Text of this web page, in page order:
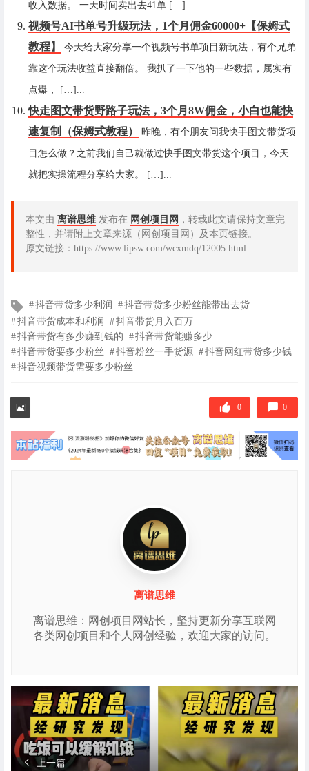
收入数据。 一天时间卖出去41单 […]...
视频号AI书单号升级玩法，1个月佣金60000+【保姆式
教程】
今天给大家分享一个视频号书单项目新玩法，有个兄弟
靠这个玩法收益直接翻倍。 我扒了一下他的一些数据，属实有
点爆， […]...
快走图文带货野路子玩法，3个月8W佣金，小白也能快
速复制（保姆式教程）
昨晚，有个朋友问我快手图文带货项
目怎么做？之前我们自己就做过快手图文带货这个项目，今天
就把实操流程分享给大家。 […]...
本文由 离谱思维 发布在 网创项目网 ，转载此文请保持文章完
整性，并请附上文章来源（网创项目网）及本页链接。
原文链接：https://www.lipsw.com/wcxmdq/12005.html
文
章
标
签
抖音带货多少利润
抖音带货多少粉丝能带出去货
抖音带货成本和利润
抖音带货月入百万
抖音带货有多少赚到钱的
抖音带货能赚多少
抖音带货要多少粉丝
抖音粉丝一手货源
抖音网红带货多少钱
抖音视频带货需要多少粉丝
0 0
离谱思维
离谱思维：网创项目网站长，坚持更新分享互联网
各类网创项目和个人网创经验，欢迎大家的访问。
上一篇